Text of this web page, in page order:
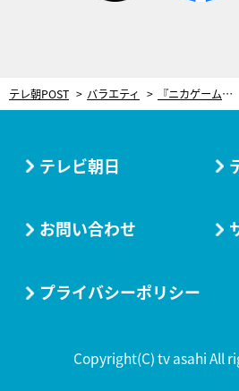
テレ朝POST バラエティ 『ニカゲーム』新年早々SPに豪華ゲスト参戦！“賢くならないと出られない遊園地”から脱出を目指す
テレビ朝日
お問い合わせ
プライバシーポリシー
Copyright(C) tv asahi All